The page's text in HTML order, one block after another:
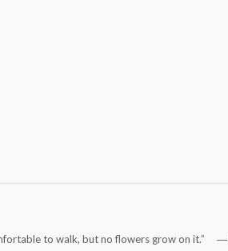
to walk, but no flowers grow on it.” ―